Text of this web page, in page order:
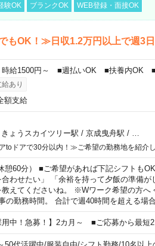
験OK ブランクOK WEB登録・面接OK
もOK！≫日収1.2万円以上で週3日
時給1500円～ ■週払いOK ■扶養内OK ■
あり
額支給
きょうスカイツリー駅 / 京成曳舟駅 /
toドアで30分以内！≫ご希望の勤務地を紹介し
憩60分） ■ご希望があれば下記シフトも
合わせたい」 「余裕を持って夕飯の準備
えてくださいね。 ※Wワーク希望の方へ
の勤務時間。 合計で週40時間を超える場
用中！急募！】2カ月～ ■ご応募から最短